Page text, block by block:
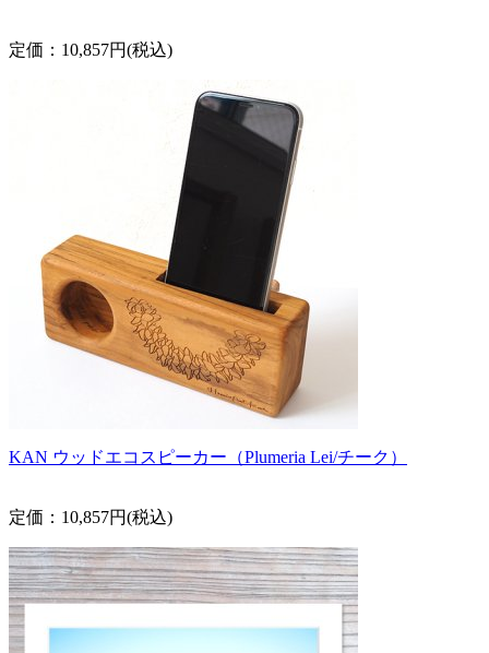
定価：10,857円(税込)
KAN ウッドエコスピーカー（Plumeria Lei/チーク）
定価：10,857円(税込)